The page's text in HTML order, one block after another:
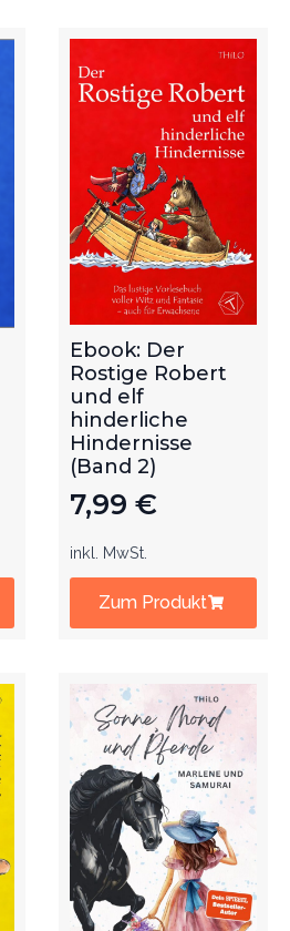
Ebook: Der
Rostige Robert
und elf
hinderliche
Hindernisse
(Band 2)
7,99 €
inkl. MwSt.
Zum Produkt